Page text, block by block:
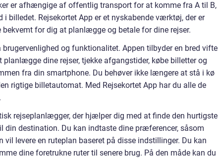
er afhængige af offentlig transport for at komme fra A til B,
i billedet. Rejsekortet App er et nyskabende værktøj, der er
for dig at planlægge og betale for dine rejser.
og funktionalitet. Appen tilbyder en bred vifte
dine rejser, tjekke afgangstider, købe billetter og
fra din smartphone. Du behøver ikke længere at stå i kø
rigtige billetautomat. Med Rejsekortet App har du alle de
rejseplanlægger, der hjælper dig med at finde den hurtigste
destination. Du kan indtaste dine præferencer, såsom
levere en ruteplan baseret på disse indstillinger. Du kan
dine foretrukne ruter til senere brug. På den måde kan du